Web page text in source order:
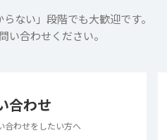
ない」段階でも大歓迎です。
い合わせください。
合わせ
合わせをしたい方へ